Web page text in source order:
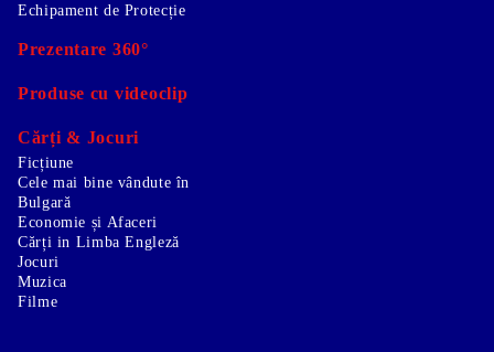
Echipament de Protecție
Prezentare 360°
Produse cu videoclip
Cărți & Jocuri
Ficțiune
Cele mai bine vândute în
Bulgară
Economie și Afaceri
Cărți in Limba Engleză
Jocuri
Muzica
Filme